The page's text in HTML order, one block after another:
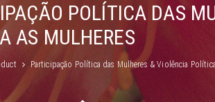
POLÍTICA DAS
AS MULHERES
Participação Política das Mulheres & Violência